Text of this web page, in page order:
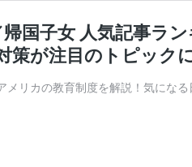
帰国子女 人気記事ラ
策が注目のトピック
メリカの教育制度を解説！気にな